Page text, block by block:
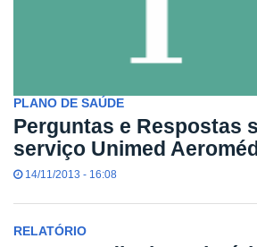
PLANO DE SAÚDE
Perguntas e Respostas
serviço Unimed
14/11/2013 - 16:08
RELATÓRIO